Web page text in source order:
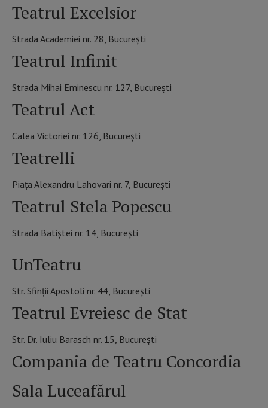
Teatrul Excelsior
Strada Academiei nr. 28, București
Teatrul Infinit
Strada Mihai Eminescu nr. 127, București
Teatrul Act
Calea Victoriei nr. 126, București
Teatrelli
Piața Alexandru Lahovari nr. 7, București
Teatrul Stela Popescu
Strada Batiștei nr. 14, București
UnTeatru
Str. Sfinții Apostoli nr. 44, București
Teatrul Evreiesc de Stat
Str. Dr. Iuliu Barasch nr. 15, București
Compania de Teatru Concordia
Sala Luceafărul